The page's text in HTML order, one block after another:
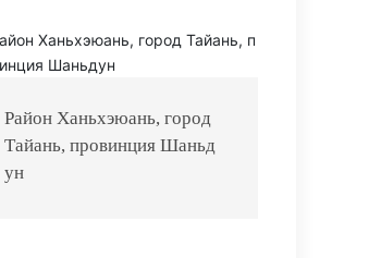
Район Ханьхэюань, город
Тайань, провинция Шаньд
ун